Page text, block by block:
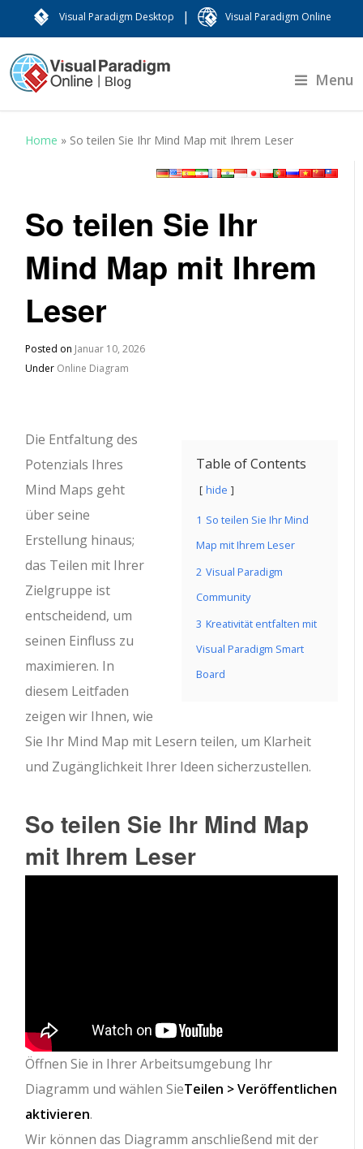
Visual Paradigm Desktop | Visual Paradigm Online
Menu
Home » So teilen Sie Ihr Mind Map mit Ihrem Leser
So teilen Sie Ihr
Mind Map mit Ihrem
Leser
Posted on Januar 10, 2026
Under Online Diagram
Table of Contents
hide
1 So teilen Sie Ihr Mind
Map mit Ihrem Leser
2 Visual Paradigm
Community
3 Kreativität entfalten mit
Visual Paradigm Smart
Board
Die Entfaltung des
Potenzials Ihres
Mind Maps geht
über seine
Erstellung hinaus;
das Teilen mit Ihrer
Zielgruppe ist
entscheidend, um
seinen Einfluss zu
maximieren. In
diesem Leitfaden
zeigen wir Ihnen, wie
Sie Ihr Mind Map mit Lesern teilen, um Klarheit
und Zugänglichkeit Ihrer Ideen sicherzustellen.
So teilen Sie Ihr Mind Map
mit Ihrem Leser
Öffnen Sie in Ihrer Arbeitsumgebung Ihr
Diagramm und wählen SieTeilen > Veröffentlichen
aktivieren.
Wir können das Diagramm anschließend mit der